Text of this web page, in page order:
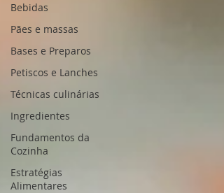
Bebidas
Pães e massas
Bases e Preparos
Petiscos e Lanches
Técnicas culinárias
Ingredientes
Fundamentos da
Cozinha
Estratégias
Alimentares